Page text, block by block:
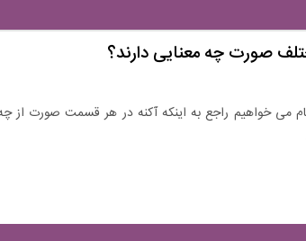
صورت چه معنایی دارند؟
کام می خواهیم راجع به اینکه آکنه در هر قسمت صورت